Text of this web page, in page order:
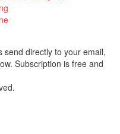
send directly to your email,
Subscription is free and